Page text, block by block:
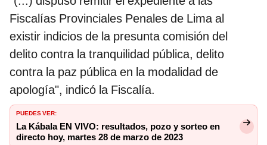
Fiscalías Provinciales Penales de Lima al
existir indicios de la presunta comisión del
delito contra la tranquilidad pública, delito
contra la paz pública en la modalidad de
apología", indicó la Fiscalía.
PUEDES VER:
La Kábala EN VIVO: resultados, pozo y sorteo en
directo hoy, martes 28 de marzo de 2023